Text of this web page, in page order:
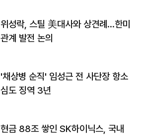
위성락, 스틸 美대사와 상견례…한미
관계 발전 논의
'채상병 순직' 임성근 전 사단장 항소
심도 징역 3년
현금 88조 쌓인 SK하이닉스, 국내